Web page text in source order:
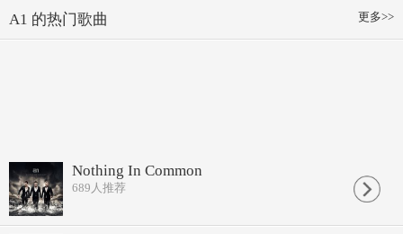
更多>>
A1 的热门歌曲
Nothing In Common
689 人推荐